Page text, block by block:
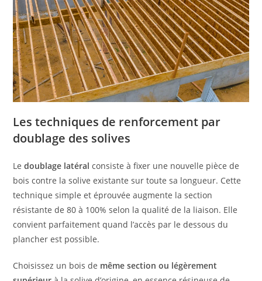
Les techniques de renforcement par
doublage des solives
Ledoublage latéral consiste à fixer une nouvelle pièce de
bois contre la solive existante sur toute sa longueur. Cette
technique simple et éprouvée augmente la section
résistante de 80 à 100% selon la qualité de la liaison. Elle
convient parfaitement quand l’accès par le dessous du
plancher est possible.
Choisissez un bois de même section ou légèrement